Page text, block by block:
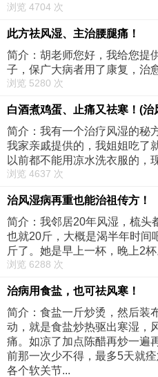
浏览 4704 次
此方祛风湿、主治腰腿痛！
简介：胡老师您好，我给您提
子，保广大病者用了康复，治
浏览 5280 次
白酒煮鸡蛋、止痛又祛寒！(治
简介：我有一个治疗风湿的秘
我家亲戚提供的，我姐姐吃了
以前都不能用凉水洗衣服的，
浏览 4637 次
治风湿病再重也能治祖传方！
简介：我邻居20年风湿，梳头
也就20斤，大概是渴半年时间
斤了。她是早上一杯，晚上2杯
浏览 6288 次
治病用食盐，也可祛风寒！
简介：食盐一斤炒烫，然后装
动，就是食盐炒热驱出寒湿，
痛。如凉了加点陈醋再炒一遍
前那一次少不得，最多5天就
各个软关节...